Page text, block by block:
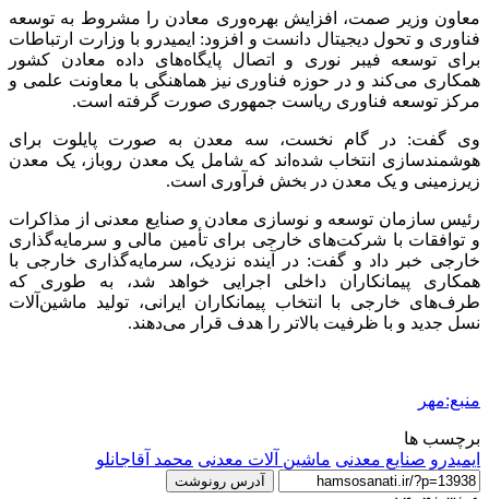
معاون وزیر صمت، افزایش بهره‌وری معادن را مشروط به توسعه
فناوری و تحول دیجیتال دانست و افزود: ایمیدرو با وزارت ارتباطات
برای توسعه فیبر نوری و اتصال پایگاه‌های داده معادن کشور
همکاری می‌کند و در حوزه فناوری نیز هماهنگی با معاونت علمی و
مرکز توسعه فناوری ریاست جمهوری صورت گرفته است.
وی گفت: در گام نخست، سه معدن به صورت پایلوت برای
هوشمندسازی انتخاب شده‌اند که شامل یک معدن روباز، یک معدن
زیرزمینی و یک معدن در بخش فرآوری است.
رئیس سازمان توسعه و نوسازی معادن و صنایع معدنی از مذاکرات
و توافقات با شرکت‌های خارجی برای تأمین مالی و سرمایه‌گذاری
خارجی خبر داد و گفت: در آینده نزدیک، سرمایه‌گذاری خارجی با
همکاری پیمانکاران داخلی اجرایی خواهد شد، به طوری که
طرف‌های خارجی با انتخاب پیمانکاران ایرانی، تولید ماشین‌آلات
نسل جدید و با ظرفیت بالاتر را هدف قرار می‌دهند.
منبع:مهر
برچسب ها
ایمیدرو صنایع معدنی ماشین آلات معدنی محمد آقاجانلو
آدرس رونوشت